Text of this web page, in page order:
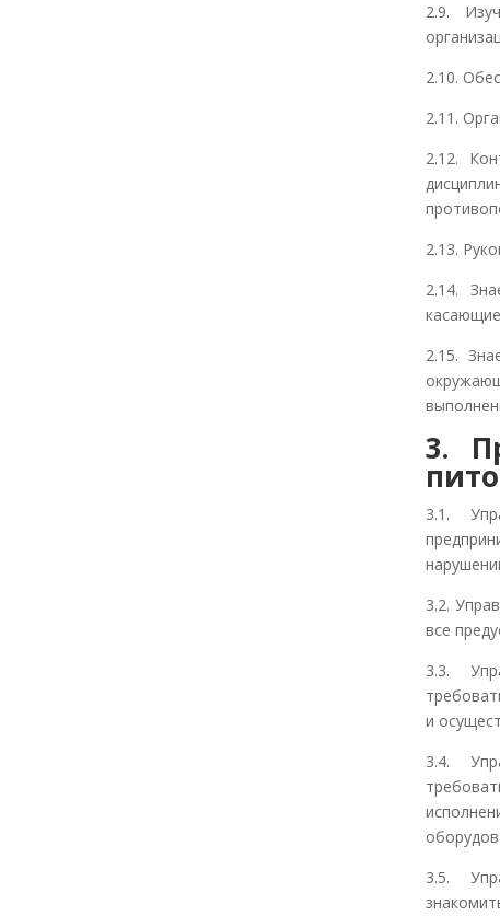
2.9.
2.10.
2.11.
2.12.
2.13.
2.14.
2.15.
3.
3.1.
3.2.
все
3.3.
и
3.4.
3.5.